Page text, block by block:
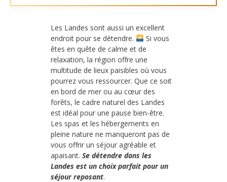
Les Landes sont aussi un excellent
endroit pour se détendre.
Si vous
êtes en quête de calme et de
relaxation, la région offre une
multitude de lieux paisibles où vous
pourrez vous ressourcer. Que ce soit
en bord de mer ou au cœur des
forêts, le cadre naturel des Landes
est idéal pour une pause bien-être.
Les spas et les hébergements en
pleine nature ne manqueront pas de
vous offrir un séjour agréable et
apaisant. Se détendre dans les
Landes est un choix parfait pour un
séjour reposant.